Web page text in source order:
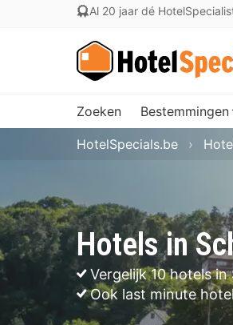
Al 20 jaar dé
Zoeken Bestemmingen
Hotels in
Vergelijk 10 hotels in
Ook last minute
HotelSpecials.be